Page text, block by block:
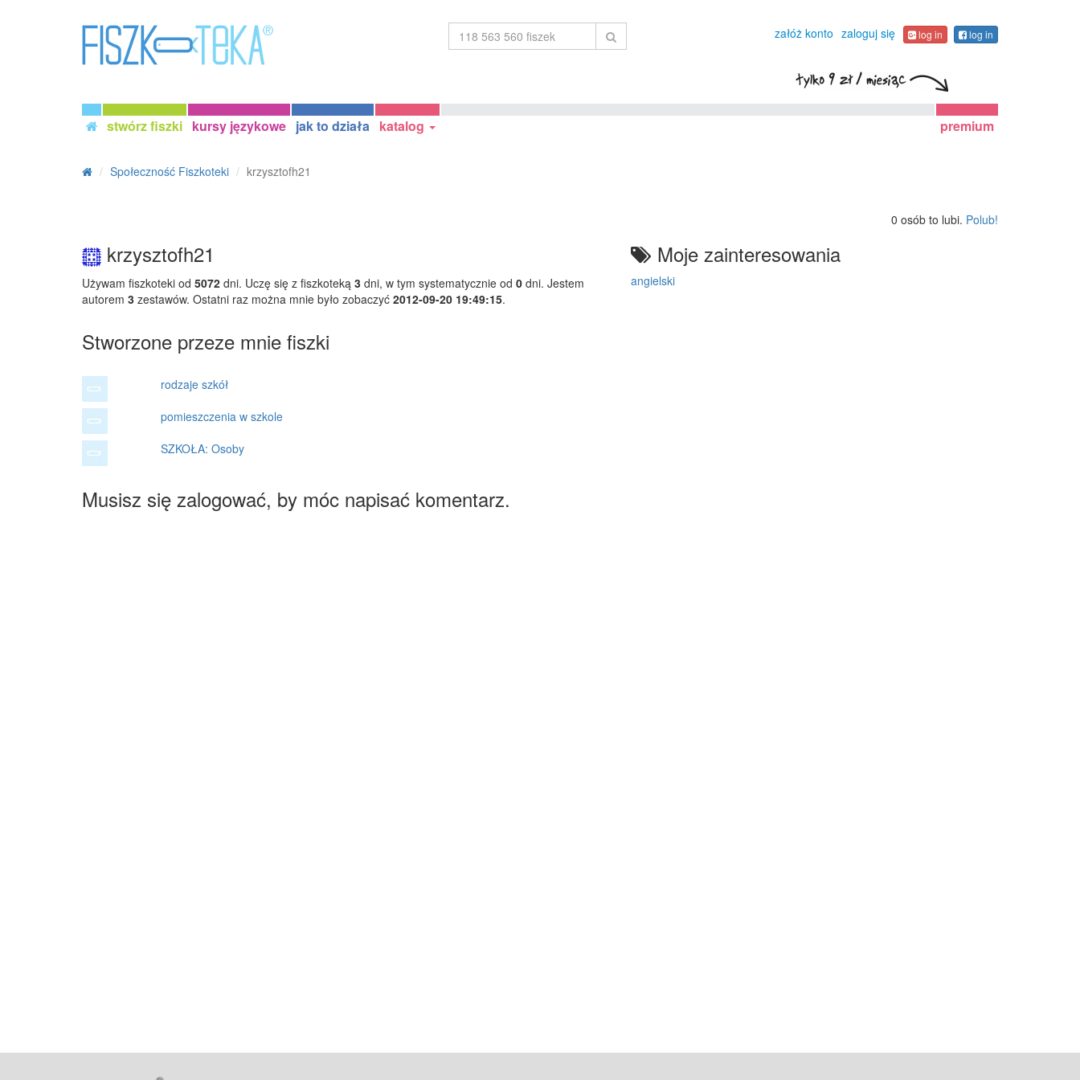
załóż konto zaloguj się log in log in
stwórz fiszki kursy językowe jak to działa katalog premium
Społeczność Fiszkoteki krzysztofh21
0 osób to lubi. Polub!
krzysztofh21
Używam fiszkoteki od 5072 dni. Uczę się z fiszkoteką 3 dni, w tym systematycznie od 0 dni. Jestem
autorem 3 zestawów. Ostatni raz można mnie było zobaczyć 2012-09-20 19:49:15.
Moje zainteresowania
angielski
Stworzone przeze mnie fiszki
rodzaje szkół
pomieszczenia w szkole
SZKOŁA: Osoby
Musisz się zalogować, by móc napisać komentarz.